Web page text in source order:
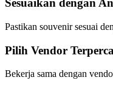
Sesuaikan dengan
Pastikan souvenir sesuai
Pilih Vendor
Bekerja sama dengan